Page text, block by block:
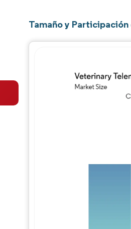
Tamaño y